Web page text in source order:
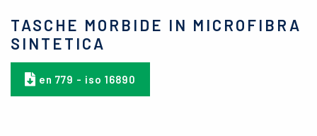
TASCHE MORBIDE IN MICROFIBRA
SINTETICA
en 779 - iso 16890